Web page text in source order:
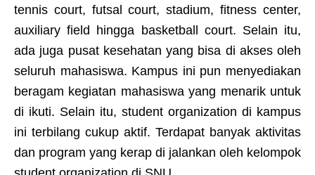
tennis court, futsal court, stadium, fitness center,
auxiliary field hingga basketball court. Selain itu,
ada juga pusat kesehatan yang bisa di akses oleh
seluruh mahasiswa. Kampus ini pun menyediakan
beragam kegiatan mahasiswa yang menarik untuk
di ikuti. Selain itu, student organization di kampus
ini terbilang cukup aktif. Terdapat banyak aktivitas
dan program yang kerap di jalankan oleh kelompok